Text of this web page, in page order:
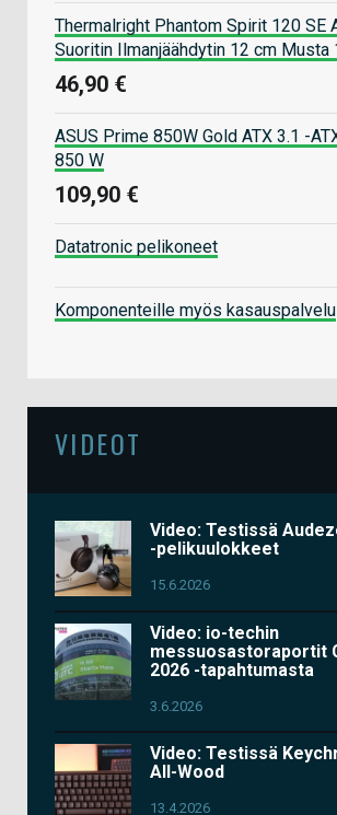
Thermalright Phantom Spirit 120 SE
Suoritin Ilmanjäähdytin 12 cm Musta
46,90 €
ASUS Prime 850W Gold ATX 3.1 -
850 W
109,90 €
Datatronic pelikoneet
Komponenteille myös kasauspalvelu
VIDEOT
Video: Testissä
-pelikuulokkeet
15.6.2026
Video: io-techin
messuosastoraportit
2026 -tapahtumasta
3.6.2026
Video: Testissä
All-Wood
13.4.2026